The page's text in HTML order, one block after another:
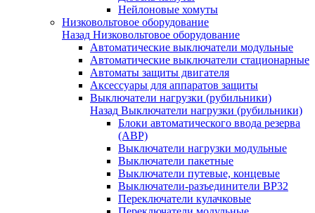
Нейлоновые хомуты
Низковольтовое оборудование
Назад Низковольтовое оборудование
Автоматические выключатели модульные
Автоматические выключатели стационарные
Автоматы защиты двигателя
Аксессуары для аппаратов защиты
Выключатели нагрузки (рубильники)
Назад Выключатели нагрузки (рубильники)
Блоки автоматического ввода резерва
(АВР)
Выключатели нагрузки модульные
Выключатели пакетные
Выключатели путевые, концевые
Выключатели-разъединители ВР32
Переключатели кулачковые